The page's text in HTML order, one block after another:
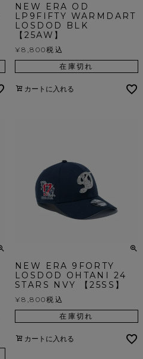
NEW ERA OD
LP9FIFTY WARMDART
LOSDOD BLK
【25AW】
¥8,800税込
在庫切れ
カートに入れる
NEW ERA 9FORTY
LOSDOD OHTANI 24
STARS NVY 【25SS】
¥8,800税込
在庫切れ
カートに入れる